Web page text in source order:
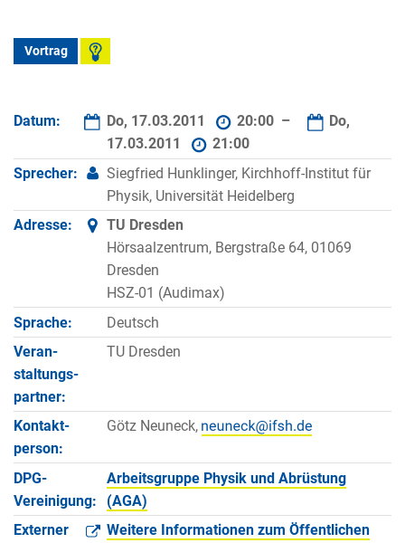
Vortrag
Datum: Do, 17.03.2011 20:00 –
Do,
17.03.2011
21:00
Sprecher:
Siegfried Hunklinger, Kirchhoff-Institut für
Physik, Universität Heidelberg
Adresse:
TU Dresden
Hörsaalzentrum, Bergstraße 64, 01069
Dresden
HSZ-01 (Audimax)
Sprache:
Deutsch
Veran­
staltungs­
partner:
TU Dresden
Kontakt­
person:
Götz Neuneck,
DPG-
Vereinigung:
Arbeitsgruppe Physik und Abrüstung
(AGA)
Externer
Weitere Informationen zum Öffentlichen